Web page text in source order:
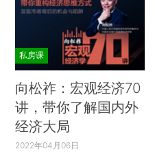
私房课
向松祚：宏观经济70
讲，带你了解国内外
经济大局
2022年04月06日